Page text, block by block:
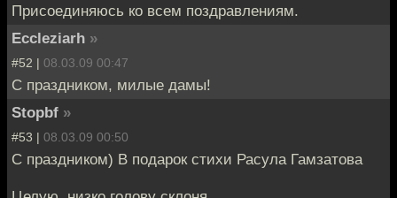
Присоединяюсь ко всем поздравлениям.
Eccleziarh »
#52 | 08.03.09 00:47
С праздником, милые дамы!
Stopbf »
#53 | 08.03.09 00:50
С праздником) В подарок стихи Расула Гамзатова